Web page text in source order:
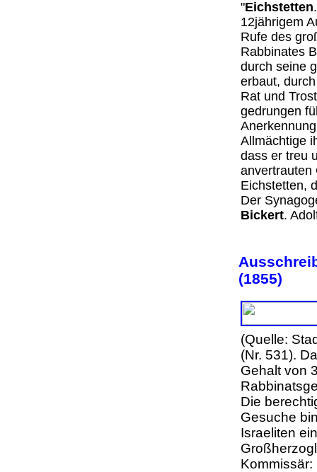
"Eichstetten
12jährigem
Rufe des
Rabbinates
durch seine
erbaut,
Rat und
gedrungen
Allmächtige
dass er treu
anvertrauten
Eichstetten,
Der
Bickert.
(1855)
(Quelle:
(Nr. 531).
Gehalt von
Die
Gesuche
Israeliten